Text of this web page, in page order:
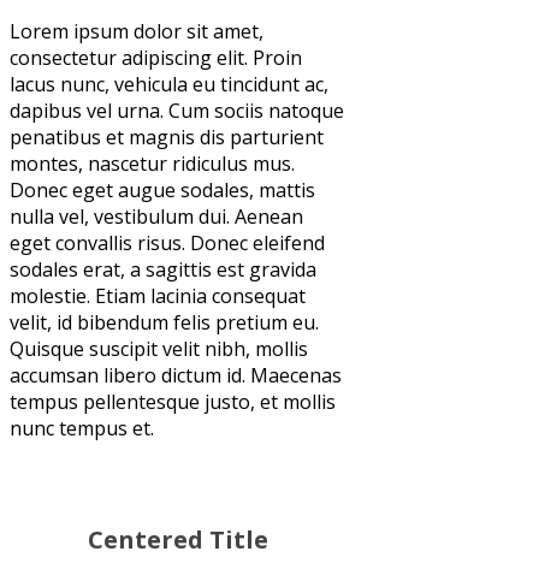
Lorem ipsum dolor sit amet,
consectetur adipiscing elit. Proin
lacus nunc, vehicula eu tincidunt ac,
dapibus vel urna. Cum sociis natoque
penatibus et magnis dis parturient
montes, nascetur ridiculus mus.
Donec eget augue sodales, mattis
nulla vel, vestibulum dui. Aenean
eget convallis risus. Donec eleifend
sodales erat, a sagittis est gravida
molestie. Etiam lacinia consequat
velit, id bibendum felis pretium eu.
Quisque suscipit velit nibh, mollis
accumsan libero dictum id. Maecenas
tempus pellentesque justo, et mollis
nunc tempus et.
Centered Title